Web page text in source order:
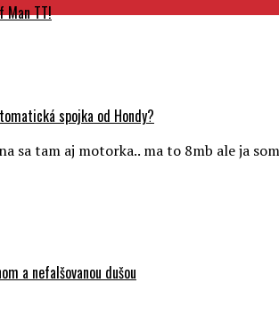
Man TT!
spojka od Hondy?
a nefalšovanou dušou
sa tam aj motorka.. ma to 8mb ale ja